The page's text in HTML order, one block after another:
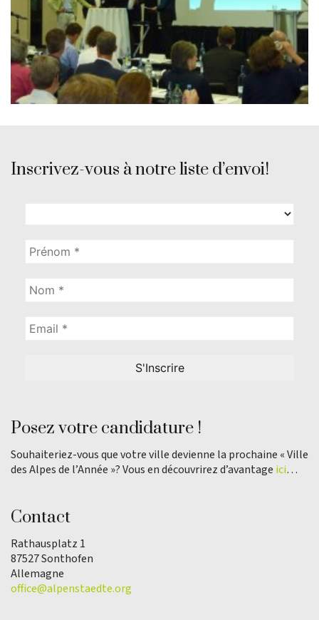
Inscrivez-vous à notre liste d’envoi!
Posez votre candidature !
Souhaiteriez-vous que votre ville devienne la prochaine « Ville
des Alpes de l’Année »? Vous en découvrirez d’avantage ici…
Contact
Rathausplatz 1
87527 Sonthofen
Allemagne
office@alpenstaedte.org